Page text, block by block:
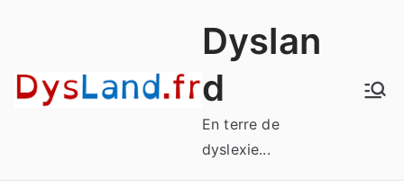
Dyslan
d
En terre de
dyslexie...